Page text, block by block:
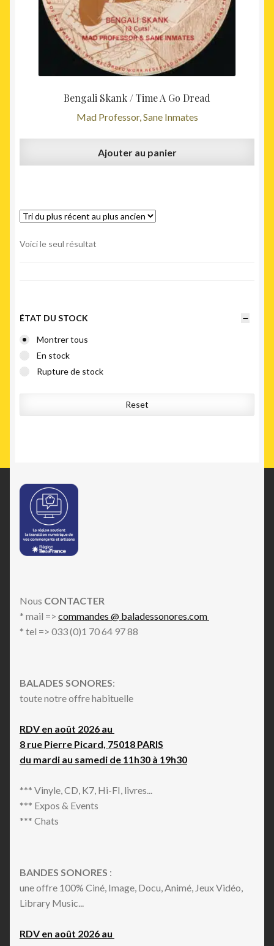
Bengali Skank / Time A Go Dread
Mad Professor, Sane Inmates
Ajouter au panier
Voici le seul résultat
ÉTAT DU STOCK
Montrer tous
En stock
Rupture de stock
Reset
Nous CONTACTER
* mail => commandes @ baladessonores.com
* tel => 033 (0)1 70 64 97 88
BALADES SONORES:
toute notre offre habituelle
RDV en août 2026 au
8 rue Pierre Picard, 75018 PARIS
du mardi au samedi de 11h30 à 19h30
*** Vinyle, CD, K7, Hi-FI, livres...
*** Expos & Events
*** Chats
BANDES SONORES :
une offre 100% Ciné, Image, Docu, Animé, Jeux Vidéo,
Library Music...
RDV en août 2026 au